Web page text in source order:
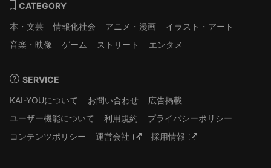
CATEGORY
本・文芸
情報化社会 アニメ・漫画
イラスト・アート
音楽・映像
ゲーム ストリート エンタメ
SERVICE
KAI-YOUについて
お問い合わせ
広告掲載
ユーザー機能について
利用規約
プライバシーポリシー
コンテンツポリシー
運営会社 採用情報